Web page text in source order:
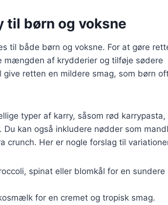
til børn og voksne
til både børn og voksne. For at gøre
mængden af krydderier og tilføje sødere
retten en mildere smag, som børn
typer af karry, såsom rød karrypasta,
kan også inkludere nødder som
crunch. Her er nogle forslag til
spinat eller blomkål for en sundere
for en cremet og tropisk smag.